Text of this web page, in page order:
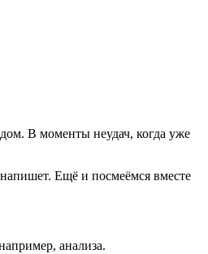
В моменты неудач, когда уже
Ещё и посмеёмся вместе
анализа.